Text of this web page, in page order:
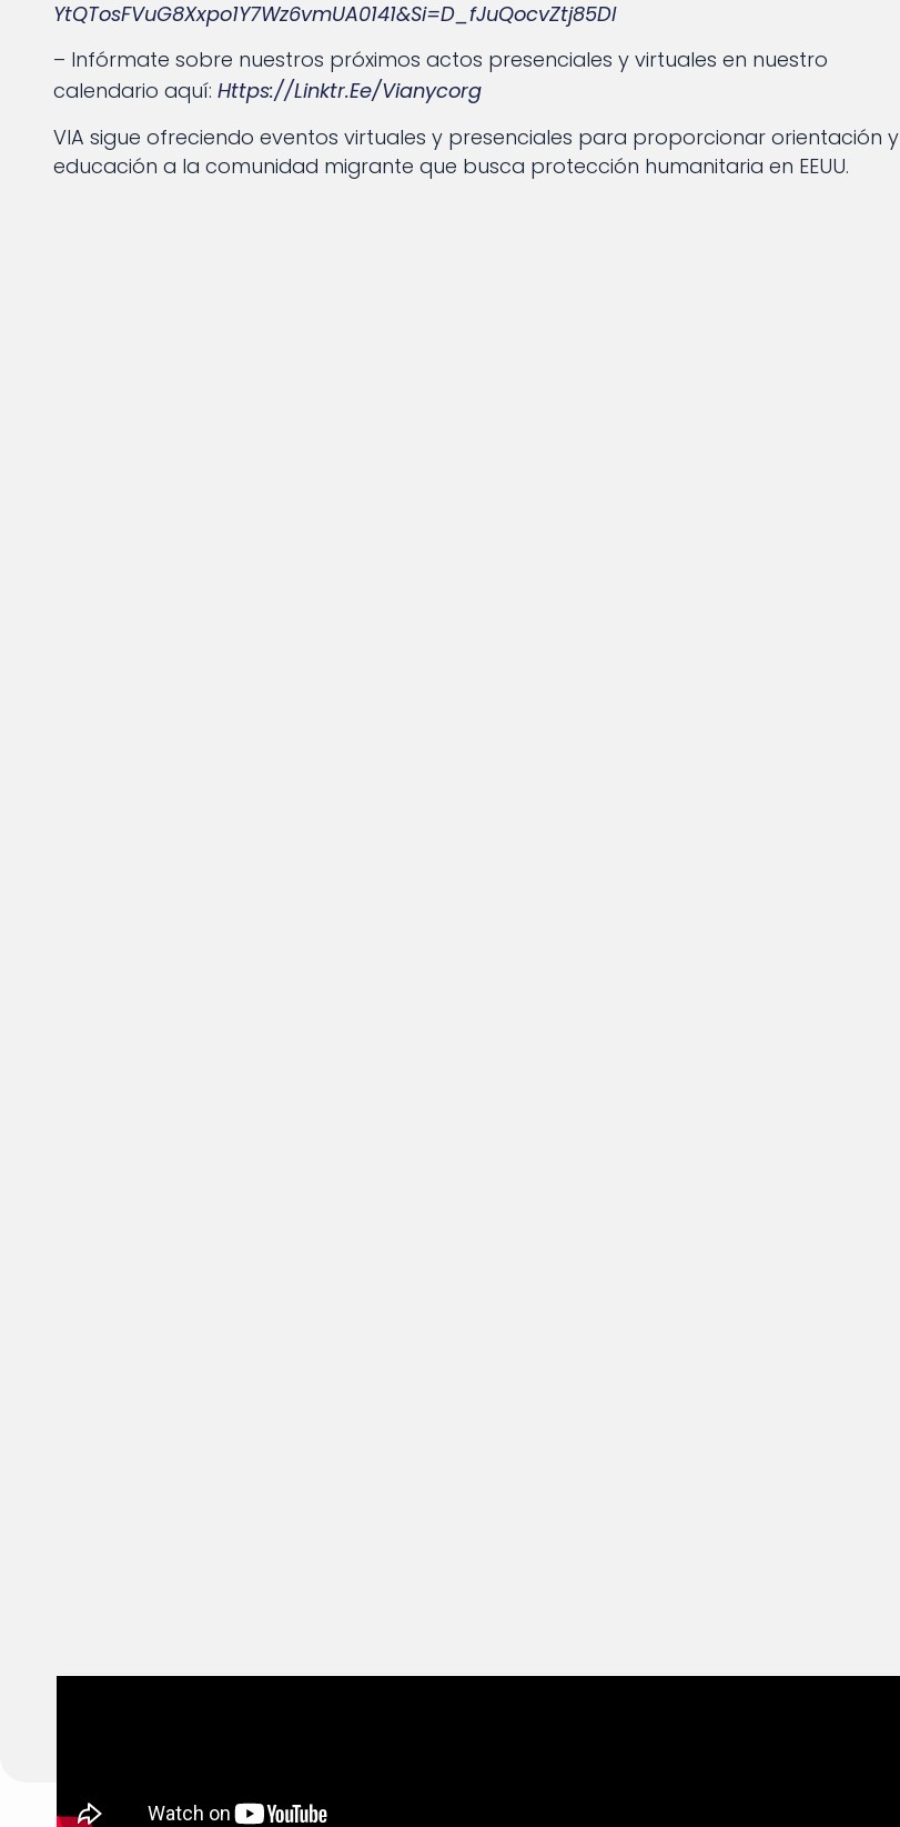
YtQTosFVuG8Xxpo1Y7Wz6vmUA0141&si=d_fJuQocvZtj85Dl
– Infórmate sobre nuestros próximos actos presenciales y virtuales en nuestro
calendario aquí:Https://linktr.ee/vianycorg
VIA sigue ofreciendo eventos virtuales y presenciales para proporcionar orientación y
educación a la comunidad migrante que busca protección humanitaria en EEUU.